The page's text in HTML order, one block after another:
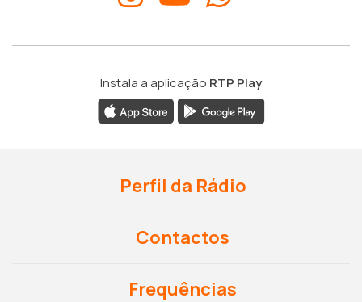
Instala a aplicação RTP Play
Perfil da Rádio
Contactos
Frequências